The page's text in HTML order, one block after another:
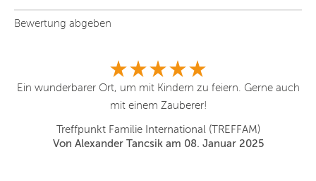
Bewertung abgeben
Ein wunderbarer Ort, um mit Kindern zu feiern. Gerne auch
mit einem Zauberer!
Treffpunkt Familie International (TREFFAM)
Von Alexander Tancsik am 08. Januar 2025